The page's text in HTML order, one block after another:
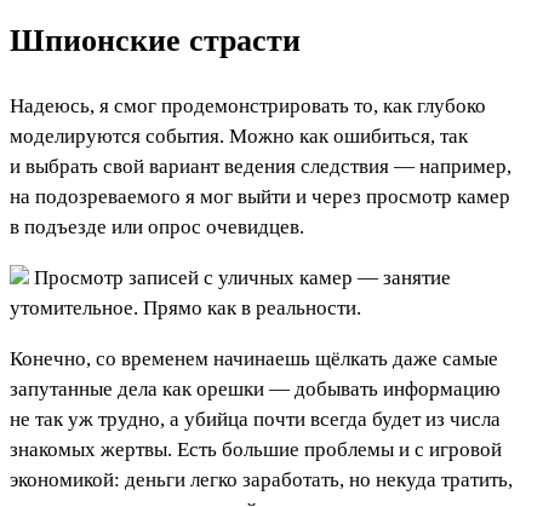
Шпионские страсти
Надеюсь, я смог продемонстрировать то, как глубоко
моделируются события. Можно как ошибиться, так
и выбрать свой вариант ведения следствия — например,
на подозреваемого я мог выйти и через просмотр камер
в подъезде или опрос очевидцев.
Просмотр записей с уличных камер — занятие
утомительное. Прямо как в реальности.
Конечно, со временем начинаешь щёлкать даже самые
запутанные дела как орешки — добывать информацию
не так уж трудно, а убийца почти всегда будет из числа
знакомых жертвы. Есть большие проблемы и с игровой
экономикой: деньги легко заработать, но некуда тратить,